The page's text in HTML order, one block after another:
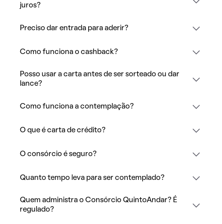
juros?
Preciso dar entrada para aderir?
Como funciona o cashback?
Posso usar a carta antes de ser sorteado ou dar
lance?
Como funciona a contemplação?
O que é carta de crédito?
O consórcio é seguro?
Quanto tempo leva para ser contemplado?
Quem administra o Consórcio QuintoAndar? É
regulado?